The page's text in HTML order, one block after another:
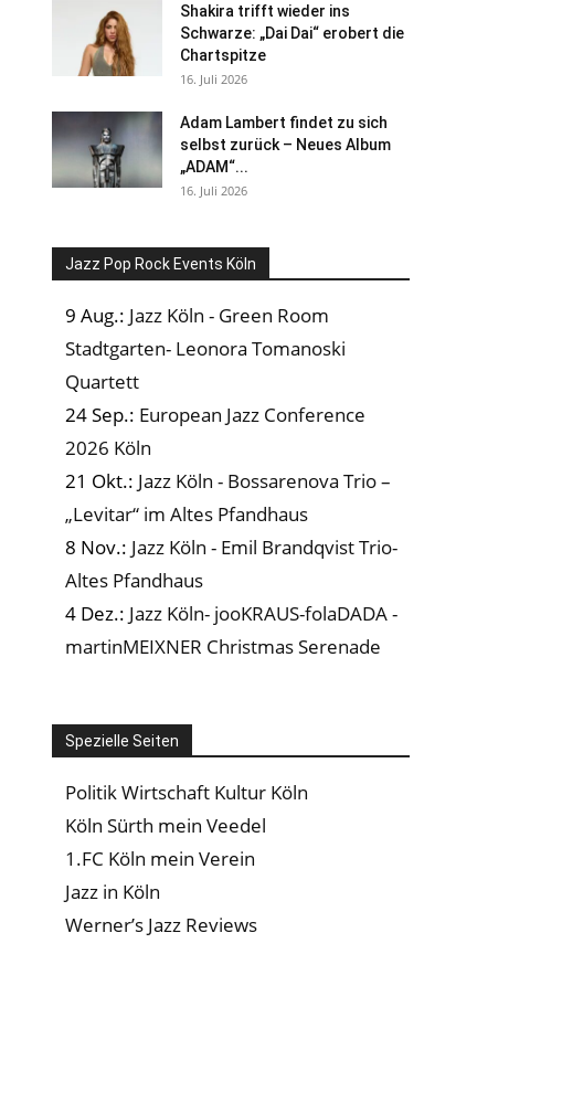
Shakira trifft wieder ins
Schwarze: „Dai Dai“ erobert die
Chartspitze
16. Juli 2026
Adam Lambert findet zu sich
selbst zurück – Neues Album
„ADAM“...
16. Juli 2026
Jazz Pop Rock Events Köln
9 Aug.: Jazz Köln - Green Room
Stadtgarten- Leonora Tomanoski
Quartett
24 Sep.: European Jazz Conference
2026 Köln
21 Okt.: Jazz Köln - Bossarenova Trio –
„Levitar“ im Altes Pfandhaus
8 Nov.: Jazz Köln - Emil Brandqvist Trio-
Altes Pfandhaus
4 Dez.: Jazz Köln- jooKRAUS-folaDADA -
martinMEIXNER Christmas Serenade
Spezielle Seiten
Politik Wirtschaft Kultur Köln
Köln Sürth mein Veedel
1.FC Köln mein Verein
Jazz in Köln
Werner’s Jazz Reviews